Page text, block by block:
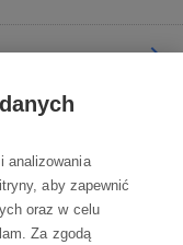
analizowania
aby zapewnić
oraz w celu
Za zgodą